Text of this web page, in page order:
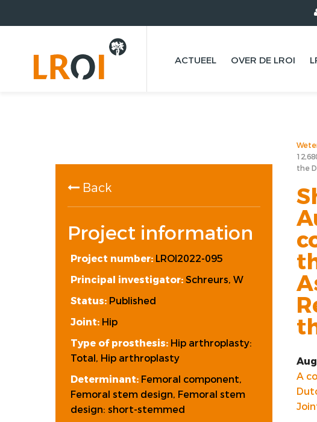
ACTUEEL OVER DE LROI
Back
Project information
Project number: LROI2022-095
Principal investigator:Schreurs, W
Status: Published
Joint: Hip
Type of prosthesis: Hip arthroplasty:
Total, Hip arthroplasty
Determinant: Femoral component,
Femoral stem design, Femoral stem
design: short-stemmed
the
A